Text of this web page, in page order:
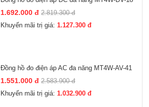
1.692.000 đ 2.819.300 đ
Khuyến mãi trị giá: 1.127.300 đ
Đồng hồ đo điện áp AC đa năng MT4W-AV-41
1.551.000 đ 2.583.900 đ
Khuyến mãi trị giá: 1.032.900 đ